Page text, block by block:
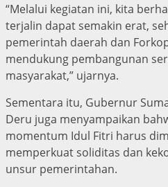
“Melalui kegiatan ini, kita
terjalin dapat semakin erat,
pemerintah daerah dan
mendukung pembangunan
masyarakat,” ujarnya.
Sementara itu, Gubernur
Deru juga menyampaikan
momentum Idul Fitri harus
memperkuat soliditas dan
unsur pemerintahan.